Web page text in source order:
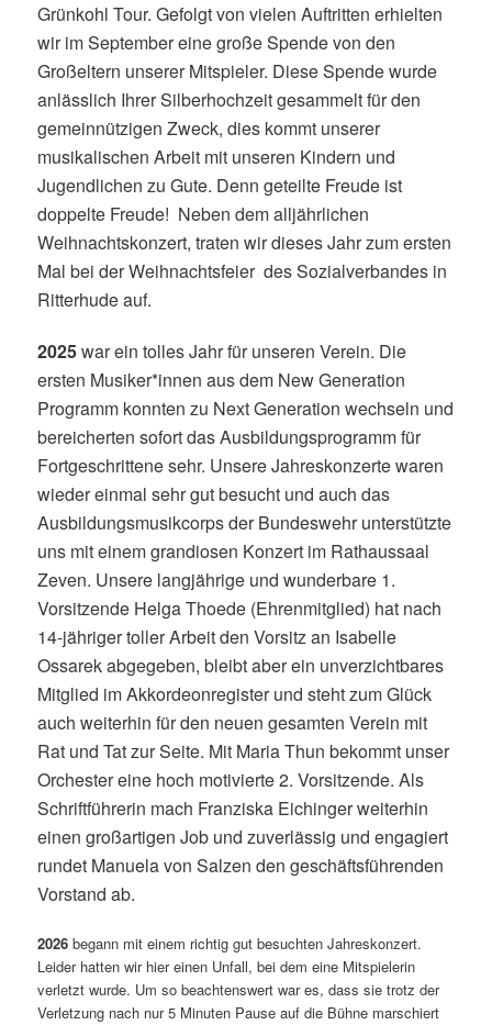
Grünkohl Tour. Gefolgt von vielen Auftritten erhielten
wir im September eine große Spende von den
Großeltern unserer Mitspieler. Diese Spende wurde
anlässlich Ihrer Silberhochzeit gesammelt für den
gemeinnützigen Zweck, dies kommt unserer
musikalischen Arbeit mit unseren Kindern und
Jugendlichen zu Gute. Denn geteilte Freude ist
doppelte Freude! Neben dem alljährlichen
Weihnachtskonzert, traten wir dieses Jahr zum ersten
Mal bei der Weihnachtsfeier des Sozialverbandes in
Ritterhude auf.
2025war ein tolles Jahr für unseren Verein. Die
ersten Musiker*innen aus dem New Generation
Programm konnten zu Next Generation wechseln und
bereicherten sofort das Ausbildungsprogramm für
Fortgeschrittene sehr. Unsere Jahreskonzerte waren
wieder einmal sehr gut besucht und auch das
Ausbildungsmusikcorps der Bundeswehr unterstützte
uns mit einem grandiosen Konzert im Rathaussaal
Zeven. Unsere langjährige und wunderbare 1.
Vorsitzende Helga Thoede (Ehrenmitglied) hat nach
14-jähriger toller Arbeit den Vorsitz an Isabelle
Ossarek abgegeben, bleibt aber ein unverzichtbares
Mitglied im Akkordeonregister und steht zum Glück
auch weiterhin für den neuen gesamten Verein mit
Rat und Tat zur Seite. Mit Maria Thun bekommt unser
Orchester eine hoch motivierte 2. Vorsitzende. Als
Schriftführerin mach Franziska Eichinger weiterhin
einen großartigen Job und zuverlässig und engagiert
rundet Manuela von Salzen den geschäftsführenden
Vorstand ab.
2026 begann mit einem richtig gut besuchten Jahreskonzert.
Leider hatten wir hier einen Unfall, bei dem eine Mitspielerin
verletzt wurde. Um so beachtenswert war es, dass sie trotz der
Verletzung nach nur 5 Minuten Pause auf die Bühne marschiert